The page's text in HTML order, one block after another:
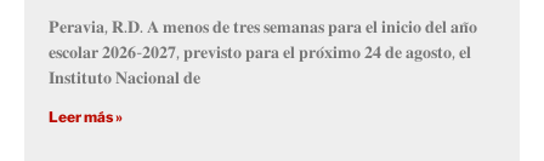
𝐏𝐞𝐫𝐚𝐯𝐢𝐚, 𝐑.𝐃. 𝐀 𝐦𝐞𝐧𝐨𝐬 𝐝𝐞 𝐭𝐫𝐞𝐬 𝐬𝐞𝐦𝐚𝐧𝐚𝐬 𝐩𝐚𝐫𝐚 𝐞𝐥 𝐢𝐧𝐢𝐜𝐢𝐨 𝐝𝐞𝐥 𝐚𝐧̃𝐨
𝐞𝐬𝐜𝐨𝐥𝐚𝐫 𝟐𝟎𝟐𝟔-𝟐𝟎𝟐𝟕, 𝐩𝐫𝐞𝐯𝐢𝐬𝐭𝐨 𝐩𝐚𝐫𝐚 𝐞𝐥 𝐩𝐫𝐨́𝐱𝐢𝐦𝐨 𝟐𝟒 𝐝𝐞 𝐚𝐠𝐨𝐬𝐭𝐨, 𝐞𝐥
𝐈𝐧𝐬𝐭𝐢𝐭𝐮𝐭𝐨 𝐍𝐚𝐜𝐢𝐨𝐧𝐚𝐥 𝐝𝐞
Leer más »